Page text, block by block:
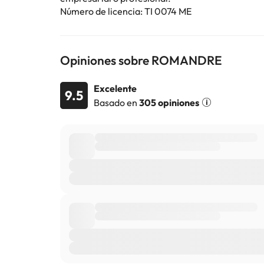
Reserva ya en elHotel Romandre Boutique 3*
Número de licencia: TI 0074 ME
Opiniones sobre ROMANDRE
9.5
Excelente
Basado en 305 opiniones